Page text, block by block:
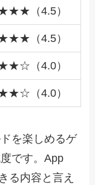
（4.5）
（4.5）
（4.0）
（4.0）
を楽しめるゲ
です。App
る内容と言え